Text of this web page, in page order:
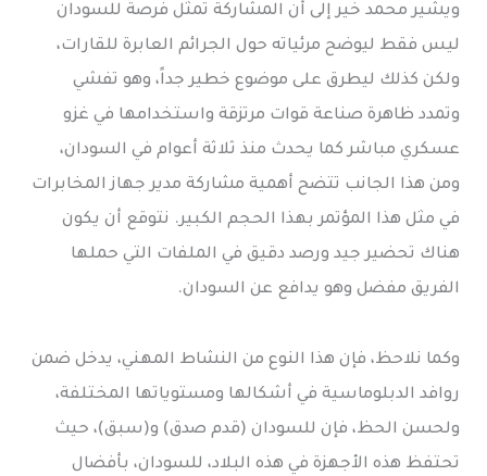
ويشير محمد خير إلى أن المشاركة تمثل فرصة للسودان
ليس فقط ليوضح مرئياته حول الجرائم العابرة للقارات،
ولكن كذلك ليطرق على موضوع خطير جداً، وهو تفشي
وتمدد ظاهرة صناعة قوات مرتزقة واستخدامها في غزو
عسكري مباشر كما يحدث منذ ثلاثة أعوام في السودان،
ومن هذا الجانب تتضح أهمية مشاركة مدير جهاز المخابرات
في مثل هذا المؤتمر بهذا الحجم الكبير. نتوقع أن يكون
هناك تحضير جيد ورصد دقيق في الملفات التي حملها
الفريق مفضل وهو يدافع عن السودان.
وكما نلاحظ، فإن هذا النوع من النشاط المهني، يدخل ضمن
روافد الدبلوماسية في أشكالها ومستوياتها المختلفة،
ولحسن الحظ، فإن للسودان (قدم صدق) و(سبق)، حيث
تحتفظ هذه الأجهزة في هذه البلاد، للسودان، بأفضال